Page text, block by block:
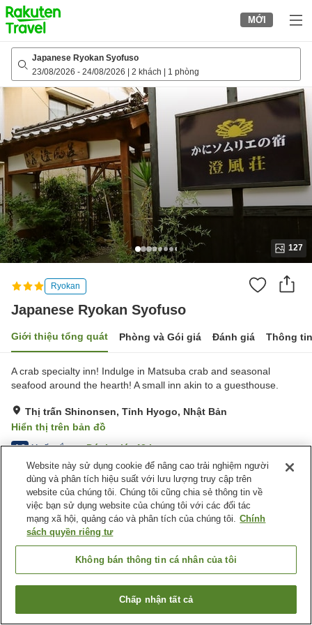
to
top
page
MỚI
Japanese Ryokan Syofuso
23/08/2026 - 24/08/2026 2 khách 1 phòng
127
Ryokan
Japanese Ryokan Syofuso
Giới thiệu tổng quát Phòng và Gói giá Đánh giá Thông
A crab specialty inn! Indulge in Matsuba crab and seasonal
seafood around the hearth! A small inn akin to a guesthouse.
Thị trấn Shinonsen, Tỉnh Hyogo, Nhật Bản
Hiển thị trên bản đồ
4.8 Xuất sắc Đánh giá:42lượt
Tiện nghi chỗ nghỉ
Bãi đỗ xe
Máy bán hàng tự động
Sảnh tiệc
Nhà Tắm Công Cộng (Có
Trang chủ Nhật Bản Tỉnh Hyogo
Thị trấn Shinonsen
Japanese Ryokan Syofuso
Tìm phòng trống
Website này sử dụng cookie để nâng cao trải nghiệm người
dùng và phân tích hiệu suất với lưu lượng truy cập trên
website của chúng tôi. Chúng tôi cũng chia sẻ thông tin về
việc bạn sử dụng website của chúng tôi với các đối tác
mạng xã hội, quảng cáo và phân tích của chúng tôi. Chính
sách quyền riêng tư
Không bán thông tin cá nhân của tôi
Chấp nhận tất cả